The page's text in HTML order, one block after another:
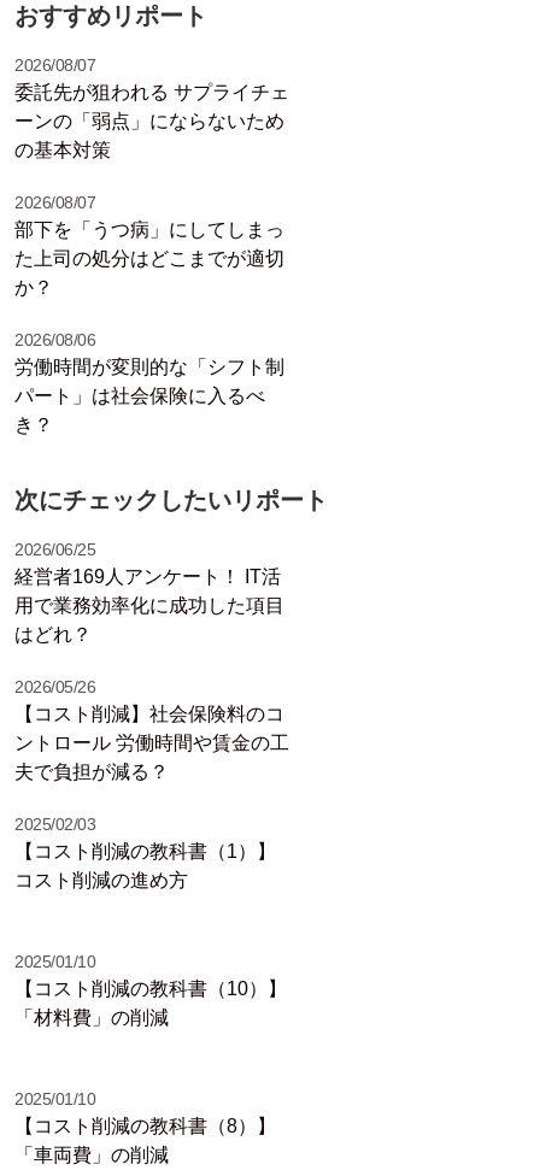
おすすめリポート
2026/08/07
委託先が狙われる サプライチェ
ーンの「弱点」にならないため
の基本対策
2026/08/07
部下を「うつ病」にしてしまっ
た上司の処分はどこまでが適切
か？
2026/08/06
労働時間が変則的な「シフト制
パート」は社会保険に入るべ
き？
次にチェックしたいリポート
2026/06/25
経営者169人アンケート！ IT活
用で業務効率化に成功した項目
はどれ？
2026/05/26
【コスト削減】社会保険料のコ
ントロール 労働時間や賃金の工
夫で負担が減る？
2025/02/03
【コスト削減の教科書（1）】
コスト削減の進め方
2025/01/10
【コスト削減の教科書（10）】
「材料費」の削減
2025/01/10
【コスト削減の教科書（8）】
「車両費」の削減